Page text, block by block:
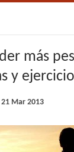
más
y ejercicio
21 Mar 2013